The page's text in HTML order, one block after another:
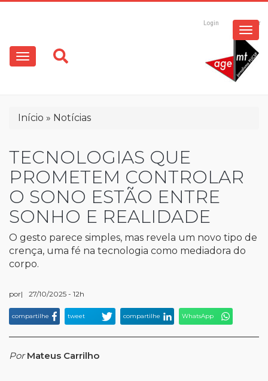
conteúdo
principal
Login Registrar
Main
navigation
Trilha
navegação
Início Notícias
TECNOLOGIAS QUE
PROMETEM CONTROLAR
O SONO ESTÃO ENTRE
SONHO E REALIDADE
O gesto parece simples, mas revela um novo tipo de
crença, uma fé na tecnologia como mediadora do
corpo.
por| 27/10/2025 - 12h
compartilhe tweet compartilhe WhatsApp
Por Mateus Carrilho